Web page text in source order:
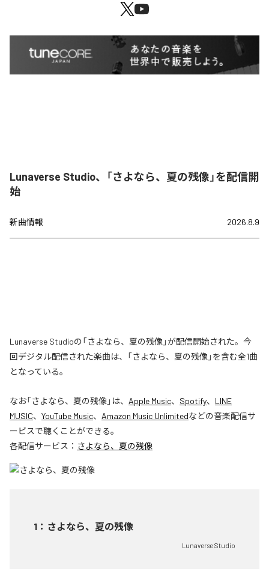
Lunaverse Studio、「さよなら、夏の残像」を配信開
始
新曲情報 2026.8.9
Lunaverse Studioの「さよなら、夏の残像」が配信開始された。今
回デジタル配信された楽曲は、「さよなら、夏の残像」を含む全1曲
となっている。
なお「さよなら、夏の残像」は、 Apple Music、 Spotify、 LINE
MUSIC、 YouTube Music、 Amazon Music Unlimitedなどの音楽配信サ
ービスで聴くことができる。
各配信サービス： さよなら、夏の残像
1 ： さよなら、夏の残像
Lunaverse Studio